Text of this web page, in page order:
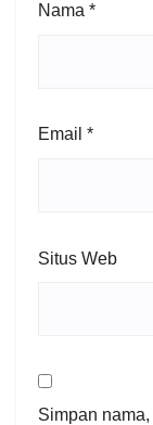
Nama *
Email *
Situs Web
Simpan